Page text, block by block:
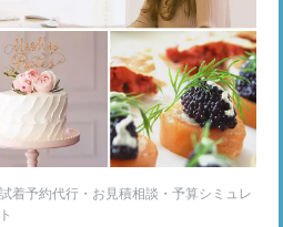
着予約代行・お見積相談・予算シミュレ